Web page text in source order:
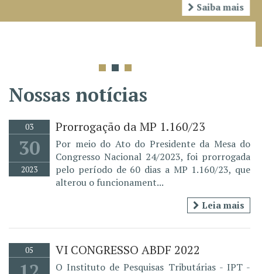
Nossas notícias
03
30
2023
Prorrogação da MP 1.160/23
Por meio do Ato do Presidente da Mesa do
Congresso Nacional 24/2023, foi prorrogada
pelo período de 60 dias a MP 1.160/23, que
alterou o funcionament...
Leia mais
05 VI CONGRESSO ABDF 2022
O Instituto de Pesquisas Tributárias - IPT -